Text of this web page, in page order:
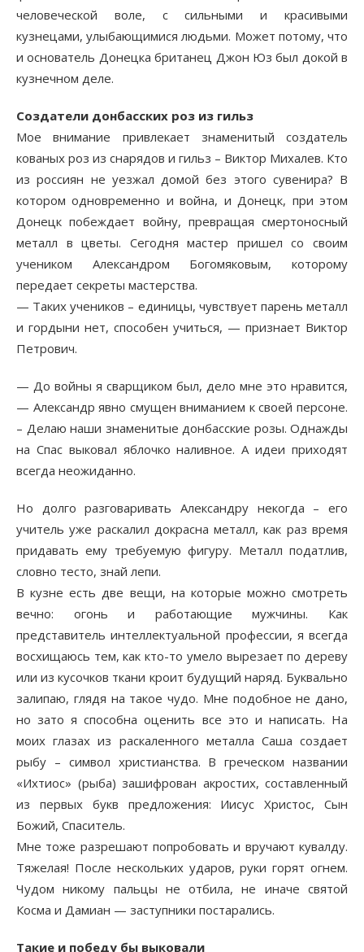
человеческой воле, с сильными и красивыми
кузнецами, улыбающимися людьми. Может потому, что
и основатель Донецка британец Джон Юз был докой в
кузнечном деле.
Создатели донбасских роз из гильз
Мое внимание привлекает знаменитый создатель
кованых роз из снарядов и гильз – Виктор Михалев. Кто
из россиян не уезжал домой без этого сувенира? В
котором одновременно и война, и Донецк, при этом
Донецк побеждает войну, превращая смертоносный
металл в цветы. Сегодня мастер пришел со своим
учеником Александром Богомяковым, которому
передает секреты мастерства.
— Таких учеников – единицы, чувствует парень металл
и гордыни нет, способен учиться, — признает Виктор
Петрович.
— До войны я сварщиком был, дело мне это нравится,
— Александр явно смущен вниманием к своей персоне.
– Делаю наши знаменитые донбасские розы. Однажды
на Спас выковал яблочко наливное. А идеи приходят
всегда неожиданно.
Но долго разговаривать Александру некогда – его
учитель уже раскалил докрасна металл, как раз время
придавать ему требуемую фигуру. Металл податлив,
словно тесто, знай лепи.
В кузне есть две вещи, на которые можно смотреть
вечно: огонь и работающие мужчины. Как
представитель интеллектуальной профессии, я всегда
восхищаюсь тем, как кто-то умело вырезает по дереву
или из кусочков ткани кроит будущий наряд. Буквально
залипаю, глядя на такое чудо. Мне подобное не дано,
но зато я способна оценить все это и написать. На
моих глазах из раскаленного металла Саша создает
рыбу – символ христианства. В греческом названии
«Ихтиос» (рыба) зашифрован акростих, составленный
из первых букв предложения: Иисус Христос, Сын
Божий, Спаситель.
Мне тоже разрешают попробовать и вручают кувалду.
Тяжелая! После нескольких ударов, руки горят огнем.
Чудом никому пальцы не отбила, не иначе святой
Косма и Дамиан — заступники постарались.
Такие и победу бы выковали